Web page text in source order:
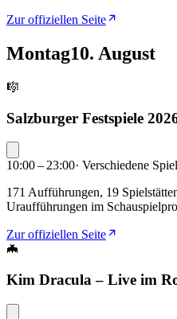
Zur offiziellen Seite
Montag10. August
🎼
Salzburger Festspiele
10:00 – 23:00· Verschiedene
171 Aufführungen, 19
Uraufführungen im
Zur offiziellen Seite
🦇
Kim Dracula – Live im